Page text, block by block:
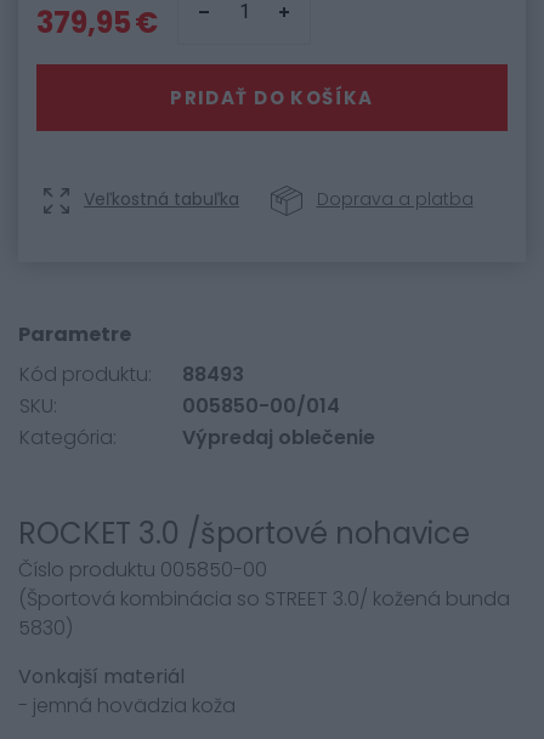
379,95 €
PRIDAŤ DO KOŠÍKA
Veľkostná tabuľka Doprava a platba
Parametre
Kód produktu:
88493
SKU:
005850-00/014
Kategória:
Výpredaj oblečenie
ROCKET 3.0 /športové nohavice
Číslo produktu 005850-00
(Športová kombinácia so STREET 3.0/ kožená bunda
5830)
Vonkajší materiál
- jemná hovädzia koža